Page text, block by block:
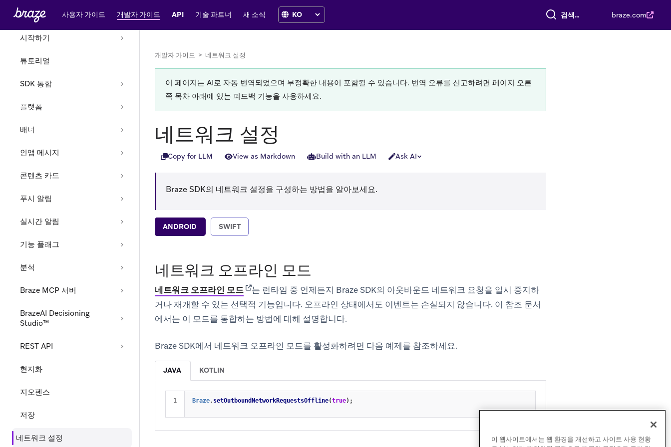
사용자 가이드 개발자 가이드 API 기술 파트너 새 소식 전체 검색 braze.com
홈
시작하기
튜토리얼
SDK 통합
플랫폼
배너
인앱 메시지
콘텐츠 카드
푸시 알림
실시간 알림
기능 플래그
분석
Braze MCP 서버
BrazeAI Decisioning
Studio™
REST API
현지화
지오펜스
저장
네트워크 설정
개발자 가이드 > 네트워크 설정
이 페이지는 AI로 자동 번역되었으며 부정확한 내용이 포함될 수 있습니다. 번역 오류를 신고하려면 페이지 오른
쪽 목차 아래에 있는 피드백 기능을 사용하세요.
네트워크 설정
Copy for LLM View as Markdown Build with an LLM Ask AI
Braze SDK의 네트워크 설정을 구성하는 방법을 알아보세요.
ANDROID SWIFT
네트워크 오프라인 모드
네트워크 오프라인 모드(opens in new tab)
는 런타임 중 언제든지 Braze SDK의 아웃바운드 네트워크 요청을 일시 중지하
거나 재개할 수 있는 선택적 기능입니다. 오프라인 상태에서도 이벤트는 손실되지 않습니다. 이 참조 문서
에서는 이 모드를 통합하는 방법에 대해 설명합니다.
Braze SDK에서 네트워크 오프라인 모드를 활성화하려면 다음 예제를 참조하세요.
JAVA KOTLIN
Braze. setOutboundNetworkRequestsOffline(true);
이 웹사이트에서는 웹 환경을 개선하고 사이트 사용 현황